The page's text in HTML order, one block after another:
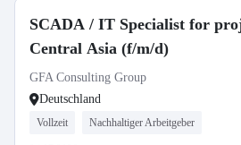
SCADA / IT Specialist for
Central Asia (f/m/d)
GFA Consulting Group
Deutschland
Vollzeit Nachhaltiger Arbeitgeber